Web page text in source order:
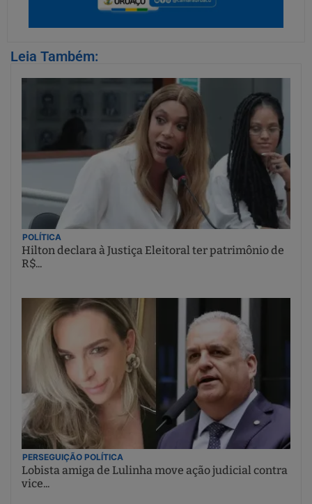
Leia Também:
POLÍTICA
Hilton declara à Justiça Eleitoral ter patrimônio de
R$...
PERSEGUIÇÃO POLÍTICA
Lobista amiga de Lulinha move ação judicial contra
vice...